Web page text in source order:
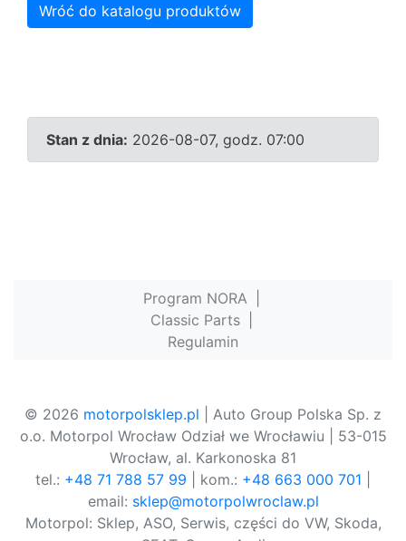
Wróć do katalogu produktów
Stan z dnia: 2026-08-07, godz. 07:00
Program NORA
Classic Parts
Regulamin
© 2026 motorpolsklep.pl | Auto Group Polska Sp. z
o.o. Motorpol Wrocław Odział we Wrocławiu | 53-015
Wrocław, al. Karkonoska 81
tel.: +48 71 788 57 99 | kom.: +48 663 000 701
email: sklep@motorpolwroclaw.pl
Motorpol: Sklep, ASO, Serwis, części do VW, Skoda,